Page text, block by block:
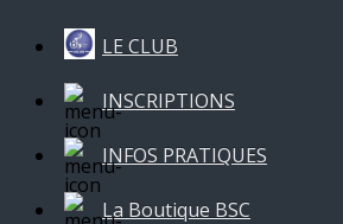
LE CLUB
INSCRIPTIONS
INFOS PRATIQUES
La Boutique BSC